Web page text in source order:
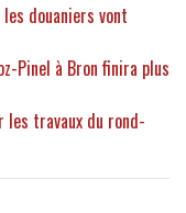
douaniers vont
Pinel à Bron finira plus
les travaux du rond-